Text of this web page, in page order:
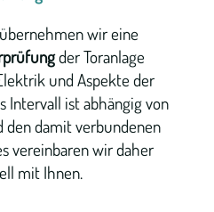
wir eine
der Toranlage
und Aspekte der
Intervall ist abhängig von
damit verbundenen
vereinbaren wir daher
mit Ihnen.